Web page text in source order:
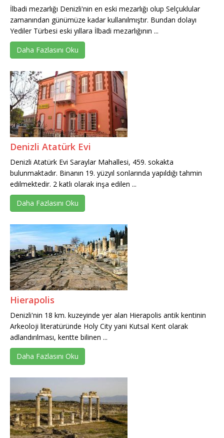
İlbadi mezarlığı Denizli'nin en eski mezarlığı olup Selçuklular
zamanından günümüze kadar kullanılmıştır. Bundan dolayı
Yediler Türbesi eski yıllara İlbadi mezarlığının ...
Daha Fazlasını Oku
Denizli Atatürk Evi
Denizli Atatürk Evi Saraylar Mahallesi, 459. sokakta
bulunmaktadır. Binanın 19. yüzyıl sonlarında yapıldığı tahmin
edilmektedir. 2 katlı olarak inşa edilen ...
Daha Fazlasını Oku
Hierapolis
Denizli'nin 18 km. kuzeyinde yer alan Hierapolis antik kentinin
Arkeoloji literatüründe Holy City yani Kutsal Kent olarak
adlandırılması, kentte bilinen ...
Daha Fazlasını Oku